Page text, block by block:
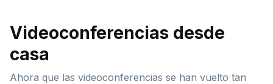
Videoconferencias desde
casa
Ahora que las videoconferencias se han vuelto tan